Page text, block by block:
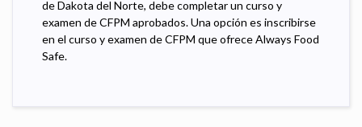
de Dakota del Norte, debe completar un curso y
examen de CFPM aprobados. Una opción es inscribirse
en el curso y examen de CFPM que ofrece Always Food
Safe.